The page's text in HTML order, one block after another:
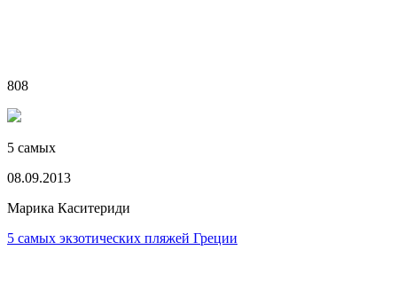
808
5 самых
08.09.2013
Марика Каситериди
5 самых экзотических пляжей Греции